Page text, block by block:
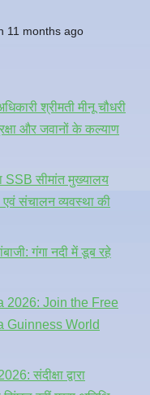
11 months ago
श्रीमती मीनू चौधरी
और जवानों के कल्याण
SSB सीमांत मुख्यालय
एवं संचालन व्यवस्था की
गंगा नदी में डूब रहे
2026: Join the Free
Guinness World
संदीक्षा द्वारा